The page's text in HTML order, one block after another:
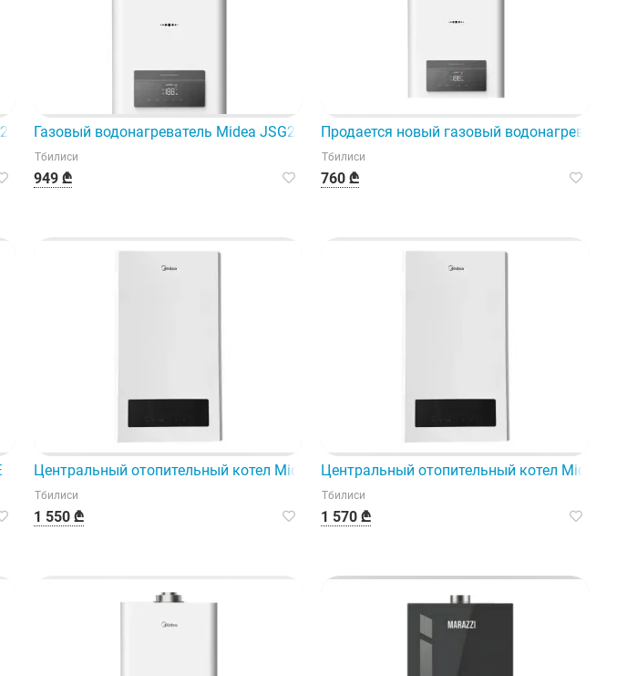
кухни.
13VLS — это эффективное и мощное устройство.
Газовый водонагреватель Midea JSG26-13VLS — это эффективное и экономичное
Тбилиси
949 ₾
Продается новый газовый водонагреватель
Тбилиси
760 ₾
в опасных средах.
обеспечит вас бесплатной горячей водой для дома и сада.
Центральный отопительный котел Midea модели L1Pb24-C28Wm, разработанный с
Тбилиси
1 550 ₾
Центральный отопительный котел Midea
Тбилиси
1 570 ₾